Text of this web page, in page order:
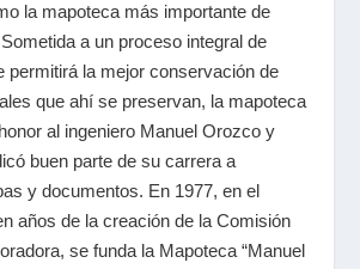
la mapoteca más importante de
a un proceso integral de
permitirá la mejor conservación de
que ahí se preservan, la mapoteca
al ingeniero Manuel Orozco y
buen parte de su carrera a
y documentos. En 1977, en el
años de la creación de la Comisión
se funda la Mapoteca “Manuel